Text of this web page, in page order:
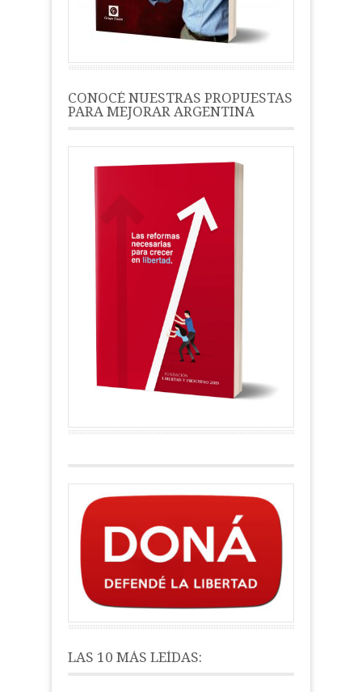
CONOCÉ NUESTRAS PROPUESTAS
PARA MEJORAR ARGENTINA
LAS 10 MÁS LEÍDAS: